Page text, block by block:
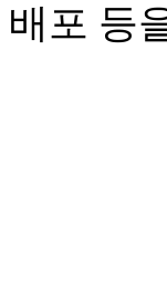
포 등